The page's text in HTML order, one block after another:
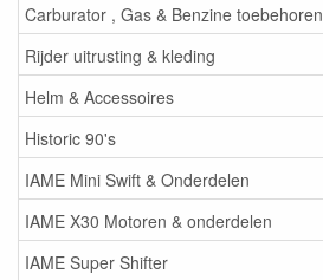
Carburator , Gas & Benzine toebehoren
Rijder uitrusting & kleding
Helm & Accessoires
Historic 90's
IAME Mini Swift & Onderdelen
IAME X30 Motoren & onderdelen
IAME Super Shifter